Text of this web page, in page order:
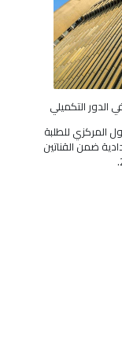
التكميلي
المركزي للطلبة
ضمن القناتين